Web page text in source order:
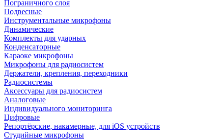
Пограничного слоя
Подвесные
Инструментальные микрофоны
Динамические
Комплекты для ударных
Конденсаторные
Караоке микрофоны
Микрофоны для радиосистем
Держатели, крепления, переходники
Радиосистемы
Аксессуары для радиосистем
Аналоговые
Индивидуального мониторинга
Цифровые
Репортёрские, накамерные, для iOS устройств
Студийные микрофоны